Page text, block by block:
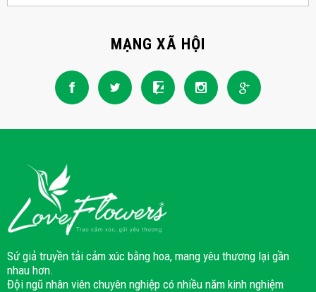
MẠNG XÃ HỘI
Sứ giả truyền tải cảm xúc bằng hoa, mang yêu thương lại gần
nhau hơn.
Đội ngũ nhân viên chuyên nghiệp có nhiều năm kinh nghiệm